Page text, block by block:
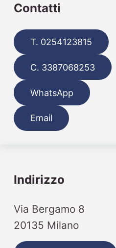
Contatti
T. 0254123815
C. 3387068253
WhatsApp
Email
Indirizzo
Via Bergamo 8
20135 Milano